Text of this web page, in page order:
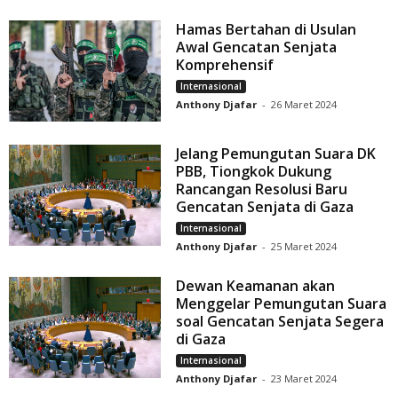
Hamas Bertahan di Usulan
Awal Gencatan Senjata
Komprehensif
Internasional
Anthony Djafar - 26 Maret 2024
Jelang Pemungutan Suara DK
PBB, Tiongkok Dukung
Rancangan Resolusi Baru
Gencatan Senjata di Gaza
Internasional
Anthony Djafar - 25 Maret 2024
Dewan Keamanan akan
Menggelar Pemungutan Suara
soal Gencatan Senjata Segera
di Gaza
Internasional
Anthony Djafar - 23 Maret 2024